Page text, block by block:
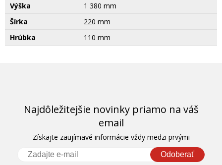
Výška
1 380 mm
Šírka
220 mm
Hrúbka
110 mm
Najdôležitejšie novinky priamo na váš
email
Získajte zaujímavé informácie vždy medzi prvými
Odoberať